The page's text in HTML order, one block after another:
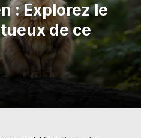
: Explorez le
de ce